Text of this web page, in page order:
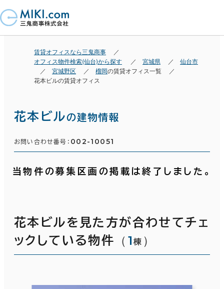
賃貸オフィスなら三鬼商事
オフィス物件検索(仙台)から探す
宮城県
仙台市
宮城野区
榴岡の賃貸オフィス一覧
花本ビルの賃貸オフィス
花本ビルの建物情報
お問い合わせ番号： 002-10051
当物件の募集区画の掲載は終了しました。
花本ビルを見た方が合わせてチェ
ックしている物件
（ 1棟 ）